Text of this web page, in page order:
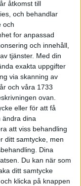
åtkomst till
och behandlar
och
for anpassad
och innehåll,
tjänster. Med din
exakta uppgifter
via skanning av
och våra 1733
ovan.
eller för att få
ändra dina
att viss behandling
ditt samtycke, men
Dina
Du kan när som
ditt samtycke
klicka på knappen